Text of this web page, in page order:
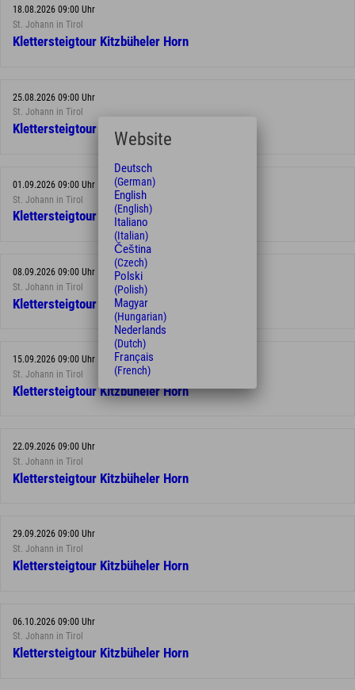
18.08.2026 09:00 Uhr
St. Johann in Tirol
Klettersteigtour Kitzbüheler Horn
25.08.2026 09:00 Uhr
St. Johann in Tirol
Klettersteigtour Kitzbüheler Horn
01.09.2026 09:00 Uhr
St. Johann in Tirol
Klettersteigtour Kitzbüheler Horn
08.09.2026 09:00 Uhr
St. Johann in Tirol
Klettersteigtour Kitzbüheler Horn
15.09.2026 09:00 Uhr
St. Johann in Tirol
Klettersteigtour Kitzbüheler Horn
22.09.2026 09:00 Uhr
St. Johann in Tirol
Klettersteigtour Kitzbüheler Horn
29.09.2026 09:00 Uhr
St. Johann in Tirol
Klettersteigtour Kitzbüheler Horn
06.10.2026 09:00 Uhr
St. Johann in Tirol
Klettersteigtour Kitzbüheler Horn
Website
Deutsch
(German)
English
(English)
Italiano
(Italian)
Čeština
(Czech)
Polski
(Polish)
Magyar
(Hungarian)
Nederlands
(Dutch)
Français
(French)